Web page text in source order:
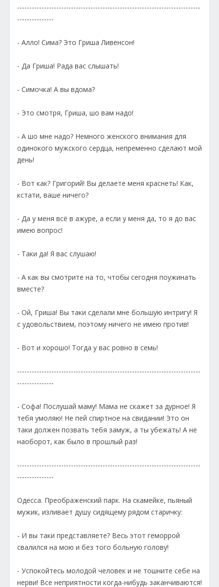
---------------------------------------------------------------------------
---------------
- Алло! Сима? Это Гриша Ливенсон!
- Да Гриша! Рада вас слышать!
- Симочка! А вы вдома?
- Это смотря, Гриша, шо вам надо!
- А шо мне надо? Немного женского внимания для
одинокого мужского сердца, непременно сделают мой
день!
- Вот как? Григорий! Вы делаете меня краснеть! Как,
кстати, ваше ничего?
- Да у меня всё в ажуре, а если у меня да, то я до вас
имею вопрос!
- Таки да! Я вас слушаю!
- А как вы смотрите на то, чтобы сегодня поужинать
вместе?
- Ой, Гриша! Вы таки сделали мне большую интригу! Я
с удовольствием, поэтому ничего не имею против!
- Вот и хорошо! Тогда у вас ровно в семь!
---------------------------------------------------------------------------
---------------
- Софа! Послушай маму! Мама не скажет за дурное! Я
тебя умоляю! Не пей спиртное на свидании! Это он
таки должен позвать тебя замуж, а ты убежать! А не
наоборот, как было в прошлый раз!
---------------------------------------------------------------------------
---------------
Одесса. Преображенский парк. На скамейке, пьяный
мужик, изливает душу сидящему рядом старичку:
- И вы таки представляете? Весь этот геморрой
свалился на мою и без того больную голову!
- Успокойтесь молодой человек и не тошните себе на
нерви! Все неприятности когда-нибудь заканчиваются!